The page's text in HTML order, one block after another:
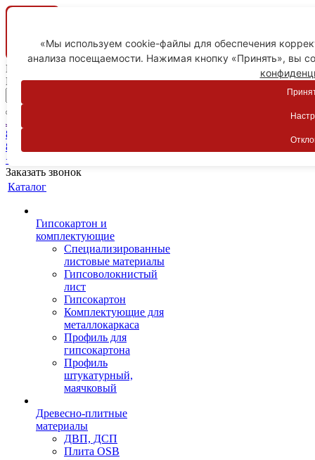
Ваш город
Пятигорск
Личный кабинет
8-800-775-59-89
8-800-775-59-89
+7 918 754-83-77
Заказать звонок
Каталог
Гипсокартон и
комплектующие
Специализированные
листовые материалы
Гипсоволокнистый
лист
Гипсокартон
Комплектующие для
металлокаркаса
Профиль для
гипсокартона
Профиль
штукатурный,
маячковый
Древесно-плитные
материалы
ДВП, ДСП
Плита OSB
«Мы используем cookie-файлы для обеспечения
анализа посещаемости. Нажимая кнопку «Принять», вы